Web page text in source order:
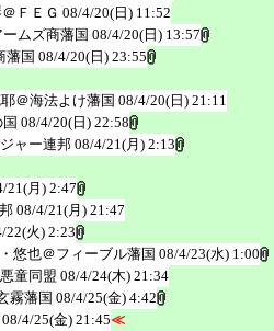
ＦＥＧ 08/4/20(日) 11:52
ムズ商藩国 08/4/20(日) 13:57
藩国 08/4/20(日) 23:55
＠海法よけ藩国 08/4/20(日) 21:11
08/4/20(日) 22:58
ャー連邦 08/4/21(月) 2:13
21(月) 2:47
08/4/21(月) 21:47
22(火) 2:23
悠也＠フィーブル藩国 08/4/23(水) 1:00
童同盟 08/4/24(木) 21:34
霧藩国 08/4/25(金) 4:42
08/4/25(金) 21:45≪